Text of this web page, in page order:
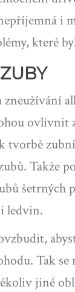
i
které
ovlivnit
tvorbě
Takže
šetrných
ledvin.
Tak
jiné